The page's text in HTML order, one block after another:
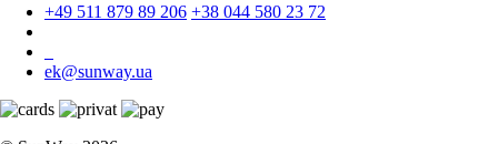
+49 511 879 89 206 +38 044 580 23 72
ek@sunway.ua